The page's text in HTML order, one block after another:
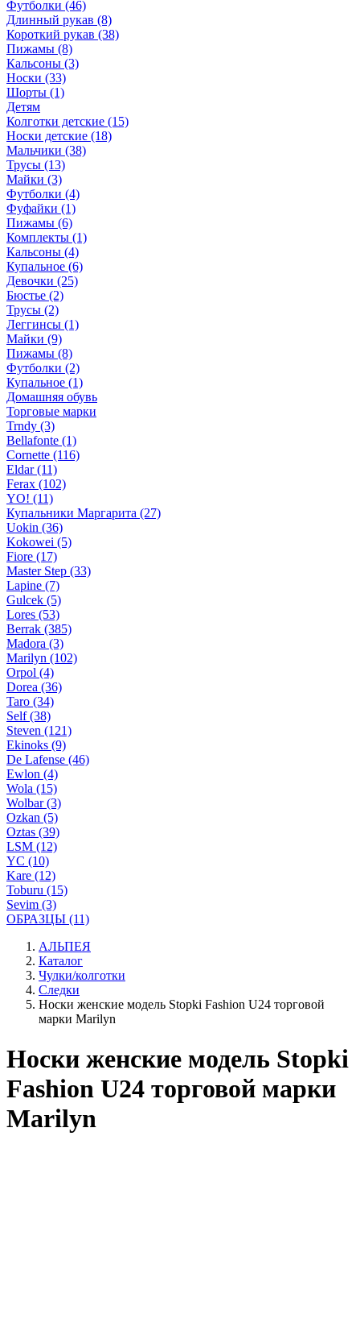
Футболки (46)
Длинный рукав (8)
Короткий рукав (38)
Пижамы (8)
Кальсоны (3)
Носки (33)
Шорты (1)
Детям
Колготки детские (15)
Носки детские (18)
Мальчики (38)
Трусы (13)
Майки (3)
Футболки (4)
Фуфайки (1)
Пижамы (6)
Комплекты (1)
Кальсоны (4)
Купальное (6)
Девочки (25)
Бюстье (2)
Трусы (2)
Леггинсы (1)
Майки (9)
Пижамы (8)
Футболки (2)
Купальное (1)
Домашняя обувь
Торговые марки
Trndy (3)
Bellafonte (1)
Cornette (116)
Eldar (11)
Ferax (102)
YO! (11)
Купальники Маргарита (27)
Uokin (36)
Kokowei (5)
Fiore (17)
Master Step (33)
Lapine (7)
Gulcek (5)
Lores (53)
Berrak (385)
Madora (3)
Marilyn (102)
Orpol (4)
Dorea (36)
Taro (34)
Self (38)
Steven (121)
Ekinoks (9)
De Lafense (46)
Ewlon (4)
Wola (15)
Wolbar (3)
Ozkan (5)
Oztas (39)
LSM (12)
YC (10)
Kare (12)
Toburu (15)
Sevim (3)
ОБРАЗЦЫ (11)
АЛЬПЕЯ
Каталог
Чулки/колготки
Следки
Носки женские модель Stopki Fashion U24 торговой
марки Marilyn
Носки женские модель Stopki
Fashion U24 торговой марки
Marilyn